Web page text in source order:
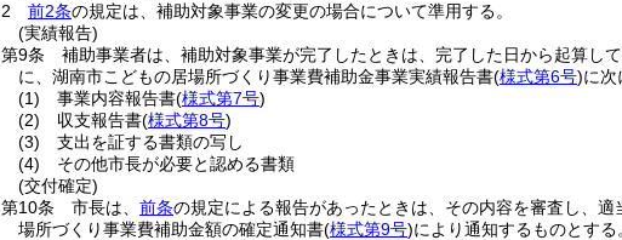
2
前2条の規定は、補助対象事業の変更の場合について準用する。
(実績報告)
第9条
補助事業者は、補助対象事業が完了したときは、完了した日から起算し
に、湖南市こどもの居場所づくり事業費補助金事業実績報告書(様式第6号)に次
(1)
事業内容報告書(様式第7号)
(2)
収支報告書(様式第8号)
(3)
支出を証する書類の写し
(4)
その他市長が必要と認める書類
(交付確定)
第10条
市長は、 前条の規定による報告があったときは、その内容を審査し、
場所づくり事業費補助金額の確定通知書(様式第9号)により通知するものとする